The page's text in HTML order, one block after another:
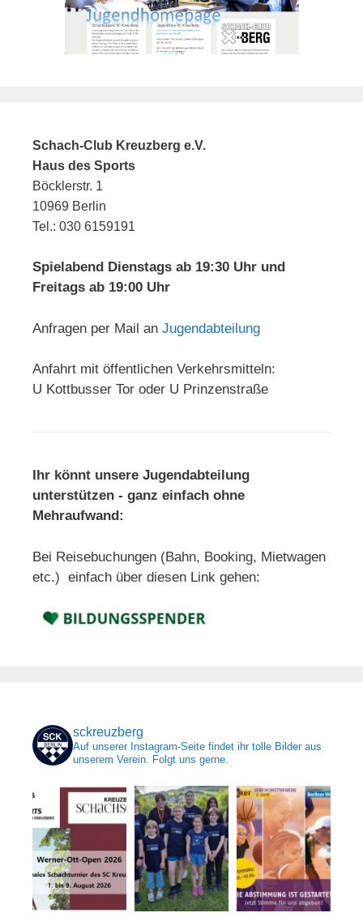
Schach-Club Kreuzberg e.V.
Haus des Sports
Böcklerstr. 1
10969 Berlin
Tel.: 030 6159191
Spielabend Dienstags ab 19:30 Uhr und
Freitags ab 19:00 Uhr
Anfragen per Mail an Jugendabteilung
Anfahrt mit öffentlichen Verkehrsmitteln:
U Kottbusser Tor oder U Prinzenstraße
Ihr könnt unsere Jugendabteilung
unterstützen - ganz einfach ohne
Mehraufwand:
Bei Reisebuchungen (Bahn, Booking, Mietwagen
etc.) einfach über diesen Link gehen:
sckreuzberg
Auf unserer Instagram-Seite findet ihr tolle Bilder aus
unserem Verein. Folgt uns gerne.